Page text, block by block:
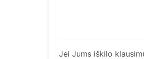
Jei Jums iškilo